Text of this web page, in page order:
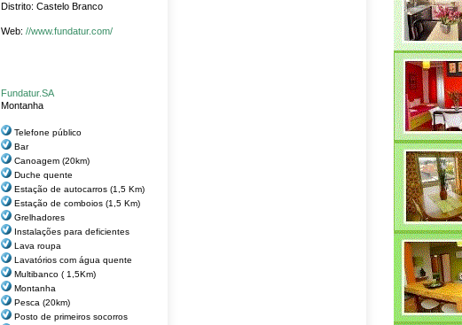
Distrito: Castelo Branco
Web: //www.fundatur.com/
Fundatur.SA
Montanha
Telefone público
Bar
Canoagem (20km)
Duche quente
Estação de autocarros (1,5 Km)
Estação de comboios (1,5 Km)
Grelhadores
Instalações para deficientes
Lava roupa
Lavatórios com água quente
Multibanco ( 1,5Km)
Montanha
Pesca (20km)
Posto de primeiros socorros